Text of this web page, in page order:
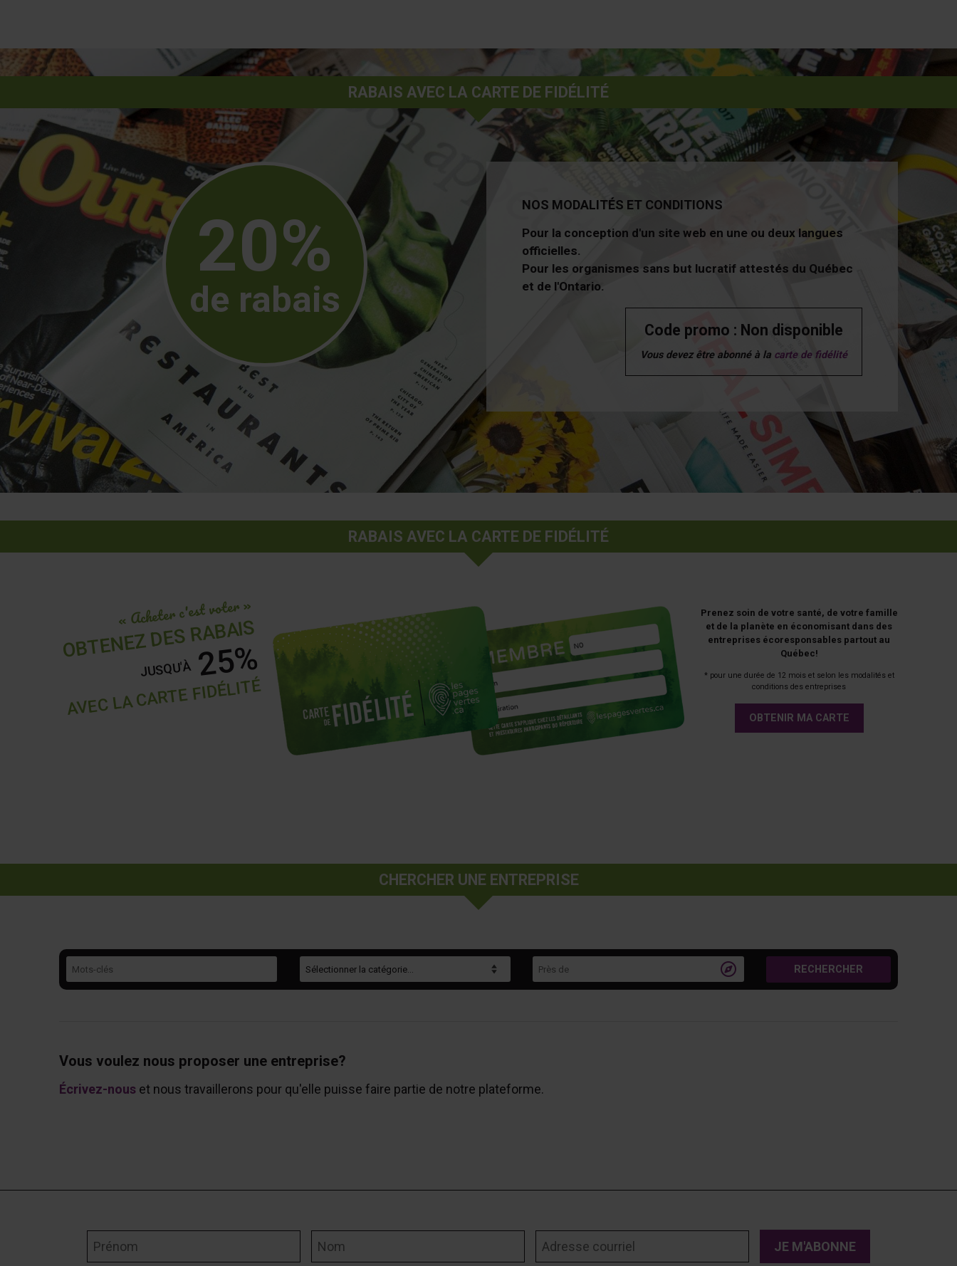
RABAIS AVEC LA CARTE DE FIDÉLITÉ
20%
de rabais
NOS MODALITÉS ET CONDITIONS
Pour la conception d'un site web en une ou deux langues
officielles.
Pour les organismes sans but lucratif attestés du Québec
et de l'Ontario.
Code promo : Non disponible
Vous devez être abonné à la carte de fidélité
RABAIS AVEC LA CARTE DE FIDÉLITÉ
« Acheter c'est voter »
OBTENEZ DES RABAIS
JUSQU'À 25%
AVEC LA CARTE FIDÉLITÉ
Prenez soin de votre santé, de votre famille
et de la planète en économisant dans des
entreprises écoresponsables partout au
Québec!
* pour une durée de 12 mois et selon les modalités et
conditions des entreprises
OBTENIR MA CARTE
CHERCHER UNE ENTREPRISE
 RECHERCHER
Vous voulez nous proposer une entreprise?
Écrivez-nouset nous travaillerons pour qu'elle puisse faire partie de notre plateforme.